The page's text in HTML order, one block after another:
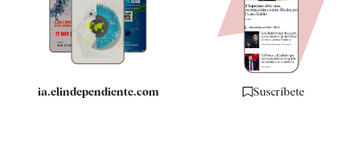
Quiénes somos
Especificaciones
ia.elindependiente.com Suscríbete